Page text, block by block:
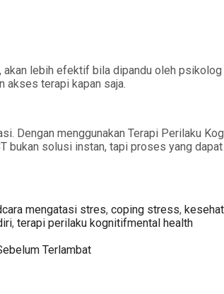
lebih efektif bila dipandu oleh
akses terapi kapan saja.
Dengan menggunakan Terapi Perilaku
solusi instan, tapi proses yang
Tags
cara mengatasi stres, coping stress,
, terapi perilaku kognitifmental health
Terlambat